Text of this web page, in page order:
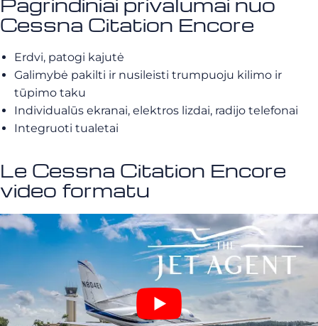
Cessna Citation Encore
Erdvi, patogi kajutė
Galimybė pakilti ir nusileisti trumpuoju kilimo ir
tūpimo taku
Individualūs ekranai, elektros lizdai, radijo telefonai
Integruoti tualetai
Le Cessna Citation Encore
video formatu